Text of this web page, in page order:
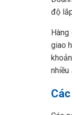
độ
giao
nhiều